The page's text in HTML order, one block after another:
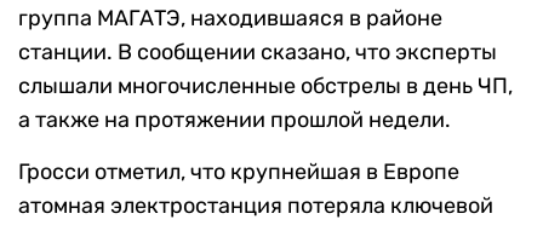
группа МАГАТЭ, находившаяся в районе
станции. В сообщении сказано, что эксперты
слышали многочисленные обстрелы в день ЧП,
а также на протяжении прошлой недели.
Гросси отметил, что крупнейшая в Европе
атомная электростанция потеряла ключевой